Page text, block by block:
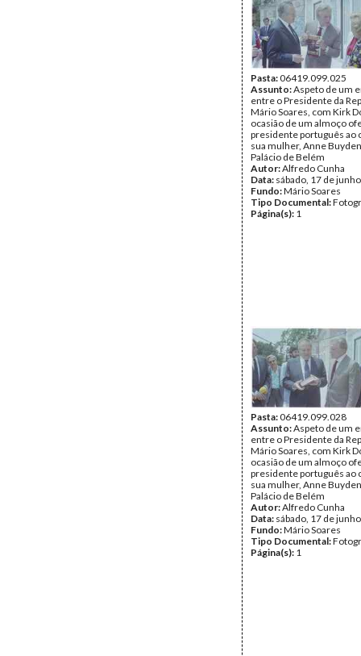
Pasta:06419.099.025
Assunto:Aspeto de um
entre o Presidente da
Mário Soares, com Kirk
ocasião de um almoço
presidente português ao
sua mulher, Anne
Palácio de Belém
Autor:Alfredo Cunha
Data: sábado, 17 de
Fundo:Mário Soares
Tipo Documental:
Página(s): 1
Pasta:06419.099.028
Assunto:Aspeto de um
entre o Presidente da
Mário Soares, com Kirk
ocasião de um almoço
presidente português ao
sua mulher, Anne
Palácio de Belém
Autor:Alfredo Cunha
Data: sábado, 17 de
Fundo:Mário Soares
Tipo Documental:
Página(s): 1